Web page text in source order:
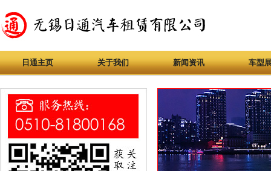
日通主页 关于我们 新闻资讯 车型